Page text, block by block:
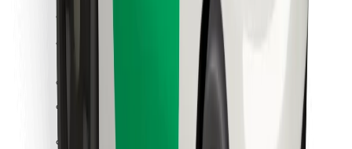
Saugumas
Automobilis atvyks per kelias minutes!
Atsisiųsti programėlę „Bolt“
Raskite savo mėgstamą maistą!